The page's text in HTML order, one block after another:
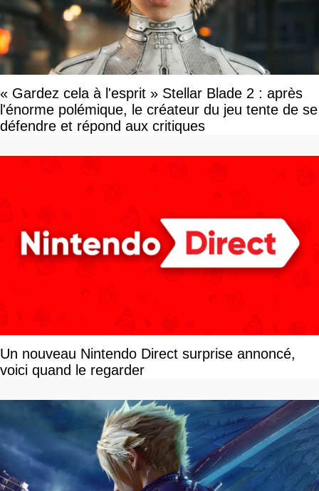
« Gardez cela à l'esprit » Stellar Blade 2 : après
l'énorme polémique, le créateur du jeu tente de se
défendre et répond aux critiques
Un nouveau Nintendo Direct surprise annoncé,
voici quand le regarder